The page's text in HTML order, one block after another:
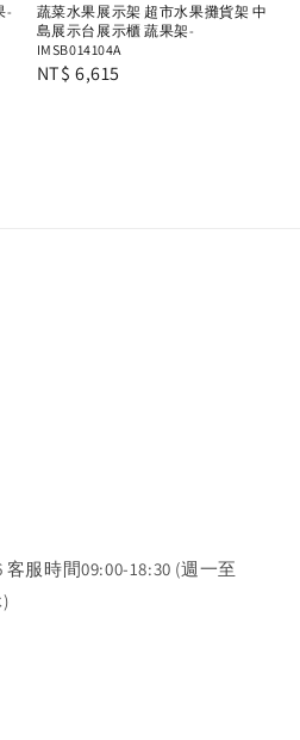
-
蔬菜水果展示架 超市水果攤貨架 中
島展示台展示櫃 蔬果架-
IMSB014104A
Regular
NT$ 6,615
客服時間09:00-18:30 (週一至